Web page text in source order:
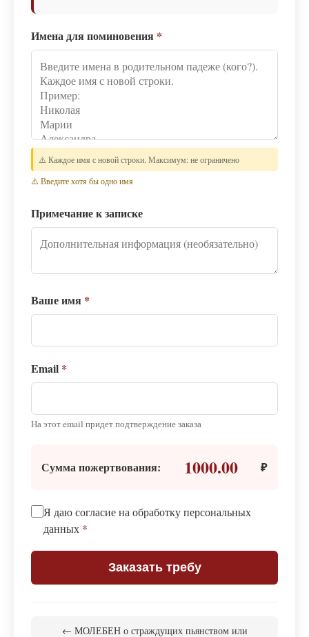
Имена для поминовения *
⚠️ Каждое имя с новой строки. Максимум: не ограничено
⚠️ Введите хотя бы одно имя
Примечание к записке
Ваше имя *
Email *
На этот email придет подтверждение заказа
Сумма пожертвования: 1000.00 ₽
Я даю согласие на обработку персональных
данных *
Заказать требу
← МОЛЕБЕН о страждущих пьянством или